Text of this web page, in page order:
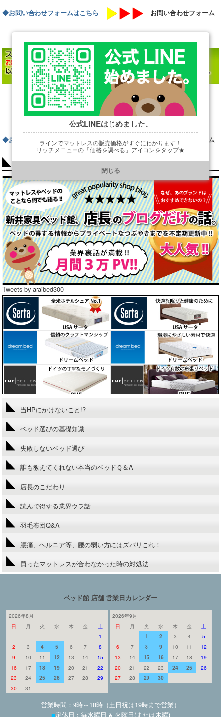
◆お問い合わせフォームはこちら お問い合わせフォーム
・本体サイズ（シングルサイズ、ダブルサイズ・・・など）
・高さ（H33 or H38）
◆お問い合わせフォームはこちら お問い合わせフォーム
COLUMN
Tweets by araibed300
当HPにかけないこと!?
ベッド選びの基礎知識
失敗しないベッド選び
誰も教えてくれない本当のベッドＱ＆A
店長のこだわり
読んで得する業界ウラ話
羽毛布団Q&A
腰痛、ヘルニア等、腰の弱い方にはズバリこれ！
買ったマットレスが合わなかった時の対処法
ベッド館 店舗 営業日カレンダー
2026年8月
日
月 火 水 木 金
土
1
2
3 4 5 6 7
8
9
10 11 12 13 14
15
16
17 18 19 20 21
22
23
24 25 26 27 28
29
30
31
2026年9月
日
月 火 水 木 金
土
1
2 3 4
5
6
7 8 9 10 11
12
13
14 15 16 17 18
19
20
21 22 23 24 25
26
27
28 29 30
営業時間：9時～18時（土日祝は19時まで営業）
■定休日：毎水曜日 & 火曜日(または木曜)
公式LINEはじめました。
ラインでマットレスの販売価格がすぐにわかります！
リッチメニューの「価格を調べる」アイコンをタップ★
https://line.me/R/ti/p/@901ptzjz
閉じる